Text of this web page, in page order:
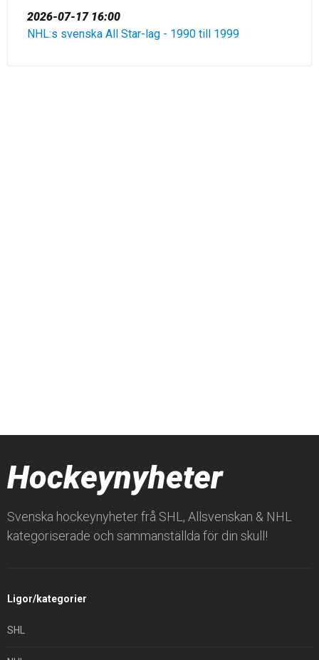
2026-07-17 16:00
NHL:s svenska All Star-lag - 1990 till 1999
Hockeynyheter
Svenska hockeynyheter frå SHL, Allsvenskan & NHL
kategoriserade och sammanställda för din skull!
Ligor/kategorier
SHL